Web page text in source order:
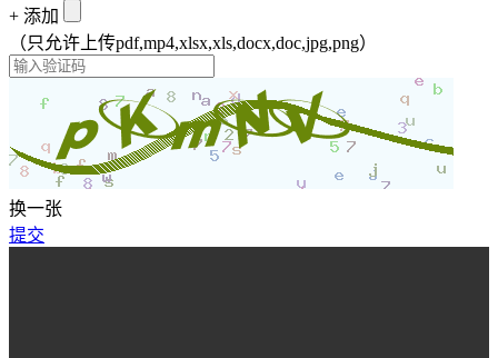
+ 添加
（只允许上传pdf,mp4,xlsx,xls,docx,doc,jpg,png）
换一张
提交